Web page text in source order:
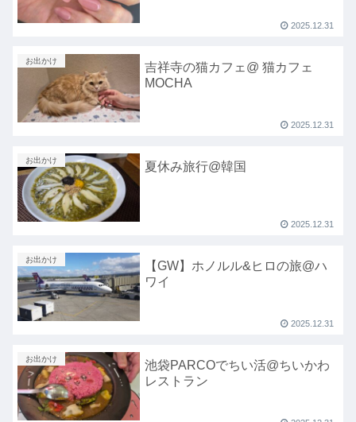
2025.12.31
お出かけ
吉祥寺の猫カフェ@ 猫カフェ
MOCHA
2025.12.31
お出かけ 夏休み旅行@韓国
2025.12.31
お出かけ
【GW】ホノルル&ヒロの旅@ハ
ワイ
2025.12.31
お出かけ
池袋PARCOでちい活@ちいかわ
レストラン